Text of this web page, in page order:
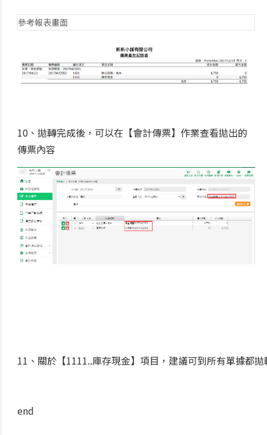
參考報表畫面
10、拋轉完成後，可以在【會計傳票】作業查看拋出的
傳票內容
11、關於【1111..庫存現金】項目，建議可到所有單據都
end